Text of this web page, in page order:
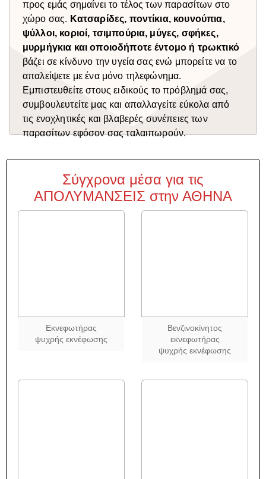
προς εμάς σημαίνει το τέλος των παρασίτων στο
χώρο σας. Κατσαρίδες, ποντίκια, κουνούπια,
ψύλλοι, κοριοί, τσιμπούρια, μύγες, σφήκες,
μυρμήγκια και οποιοδήποτε έντομο ή τρωκτικό
βάζει σε κίνδυνο την υγεία σας ενώ μπορείτε να το
απαλείψετε με ένα μόνο τηλεφώνημα.
Εμπιστευθείτε στους ειδικούς το πρόβλημά σας,
συμβουλευτείτε μας και απαλλαγείτε εύκολα από
τις ενοχλητικές και βλαβερές συνέπειες των
παρασίτων εφόσον σας ταλαιπωρούν.
Σύγχρονα μέσα για τις
ΑΠΟΛΥΜΑΝΣΕΙΣ στην ΑΘΗΝΑ
Εκνεφωτήρας
ψυχρής εκνέφωσης
Βενζινοκίνητος
εκνεφωτήρας
ψυχρής εκνέφωσης